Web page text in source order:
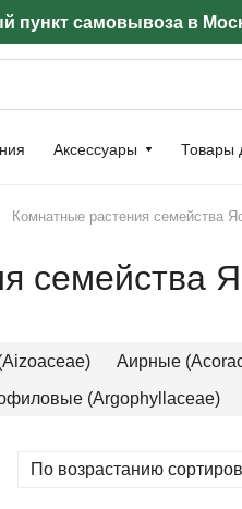
пункт самовывоза в
Аксессуары Товары
Комнатные растения семейства
семейства
Аирные
(Argophyllaceae)
По возрастанию